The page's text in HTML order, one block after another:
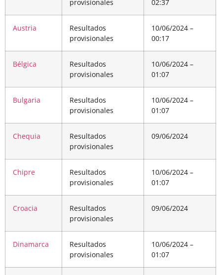
provisionales 02:37
Austria
Resultados
provisionales
10/06/2024 –
00:17
Bélgica
Resultados
provisionales
10/06/2024 –
01:07
Bulgaria
Resultados
provisionales
10/06/2024 –
01:07
Chequia
Resultados
provisionales
09/06/2024
Chipre
Resultados
provisionales
10/06/2024 –
01:07
Croacia
Resultados
provisionales
09/06/2024
Dinamarca
Resultados
provisionales
10/06/2024 –
01:07